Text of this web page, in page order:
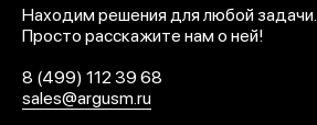
Находим решения для любой задачи.
Просто расскажите нам о ней!
8 (499) 112 39 68
sales@argusm.ru